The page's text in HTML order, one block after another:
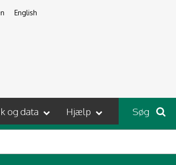
English
og data Hjælp Søg